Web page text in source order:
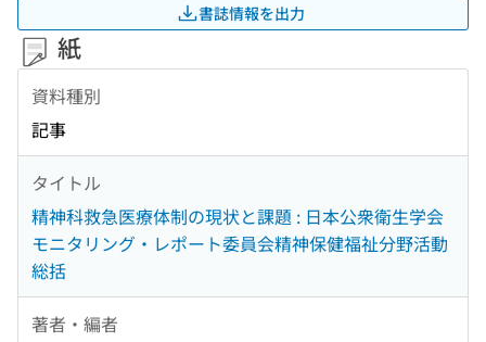
書誌情報を出力
紙
資料種別
記事
タイトル
精神科救急医療体制の現状と課題 : 日本公衆衛生学会
モニタリング・レポート委員会精神保健福祉分野活動
総括
著者・編者